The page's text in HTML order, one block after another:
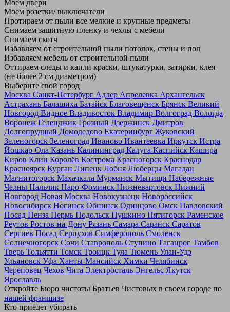
Моем двери
Моем розетки/ выключатели
Протираем от пыли все мелкие и крупные предметы
Снимаем защитную пленку и чехлы с мебели
Снимаем скотч
Избавляем от строительной пыли потолок, стены и пол
Избавляем мебель от строительной пыли
Оттираем следы и капли краски, штукатурки, затирки, клея
(не более 2 см диаметром)
Выберите свой город
Москва Санкт-Петербург Адлер Апрелевка Архангельск
Астрахань Балашиха Батайск Благовещенск Брянск Великий
Новгород Видное Владивосток Владимир Волгоград Вологда
Воронеж Геленджик Грозный Дзержинск Дмитров
Долгопрудный Домодедово Екатеринбург Жуковский
Зеленогорск Зеленоград Иваново Ивантеевка Иркутск Истра
Йошкар-Ола Казань Калининград Калуга Каспийск Кашира
Киров Клин Королёв Кострома Красногорск Краснодар
Красноярск Курган Липецк Лобня Люберцы Магадан
Магнитогорск Махачкала Мурманск Мытищи Набережные
Челны Нальчик Наро-Фоминск Нижневартовск Нижний
Новгород Новая Москва Новокузнецк Новороссийск
Новосибирск Ногинск Обнинск Одинцово Омск Павловский
Посад Пенза Пермь Подольск Пушкино Пятигорск Раменское
Реутов Ростов-на-Дону Рязань Самара Саранск Саратов
Сергиев Посад Серпухов Симферополь Смоленск
Солнечногорск Сочи Ставрополь Ступино Таганрог Тамбов
Тверь Тольятти Томск Троицк Тула Тюмень Улан-Удэ
Ульяновск Уфа Ханты-Мансийск Химки Челябинск
Череповец Чехов Чита Электросталь Энгельс Якутск
Ярославль
Откройте Бюро чистоты Братьев Чистовых в своем городе по
нашей франшизе
Кто приедет убирать